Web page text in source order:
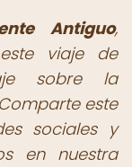
Antiguo,
viaje de
sobre la
este
sociales y
en nuestra